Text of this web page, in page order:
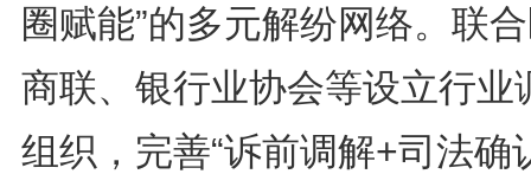
圈赋能”的多元解纷网络。联
商联、银行业协会等设立行业
组织，完善“诉前调解+司法确